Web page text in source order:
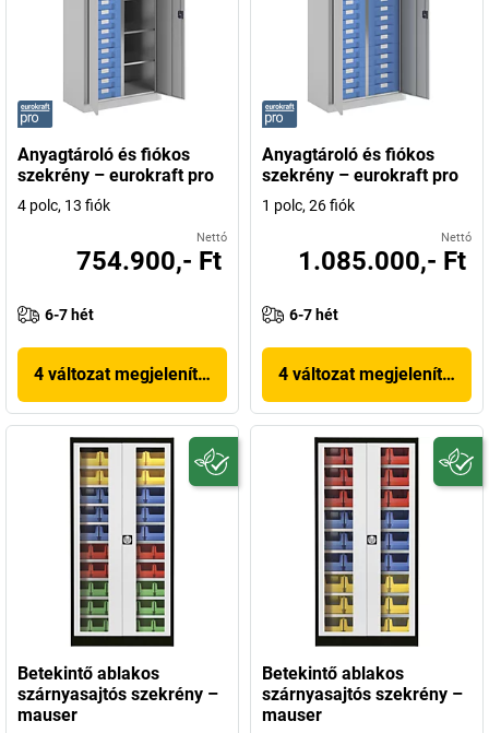
Anyagtároló és fiókos
szekrény – eurokraft pro
4 polc, 13 fiók
Nettó
754.900,- Ft
6-7 hét
4 változat megjelenítése
Anyagtároló és fiókos
szekrény – eurokraft pro
1 polc, 26 fiók
Nettó
1.085.000,- Ft
6-7 hét
4 változat megjelenítése
Betekintő ablakos
szárnyasajtós szekrény –
mauser
Betekintő ablakos
szárnyasajtós szekrény –
mauser